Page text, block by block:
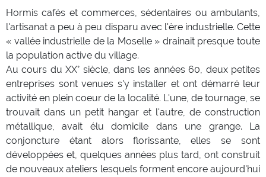
Hormis cafés et commerces, sédentaires ou ambulants,
l'artisanat a peu à peu disparu avec l'ère industrielle. Cette
« vallée industrielle de la Moselle » drainait presque toute
la population active du village.
Au cours du XX° siècle, dans les années 60, deux petites
entreprises sont venues s'y installer et ont démarré leur
activité en plein coeur de la localité. L'une, de tournage, se
trouvait dans un petit hangar et l'autre, de construction
métallique, avait élu domicile dans une grange. La
conjoncture étant alors florissante, elles se sont
développées et, quelques années plus tard, ont construit
de nouveaux ateliers lesquels forment encore aujourd'hui